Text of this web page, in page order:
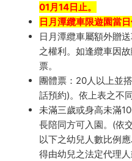
01月14日止。
日月潭纜車限遊園當
日月潭纜車屬額外贈
之權利。如逢纜車因
票。
團體票：20人以上並
話預約)。依上表之不
未滿三歲或身高未滿
長陪同方可入園。(依
以下之幼兒人數比例
得由幼兒之法定代理人